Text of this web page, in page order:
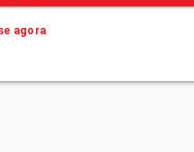
agora